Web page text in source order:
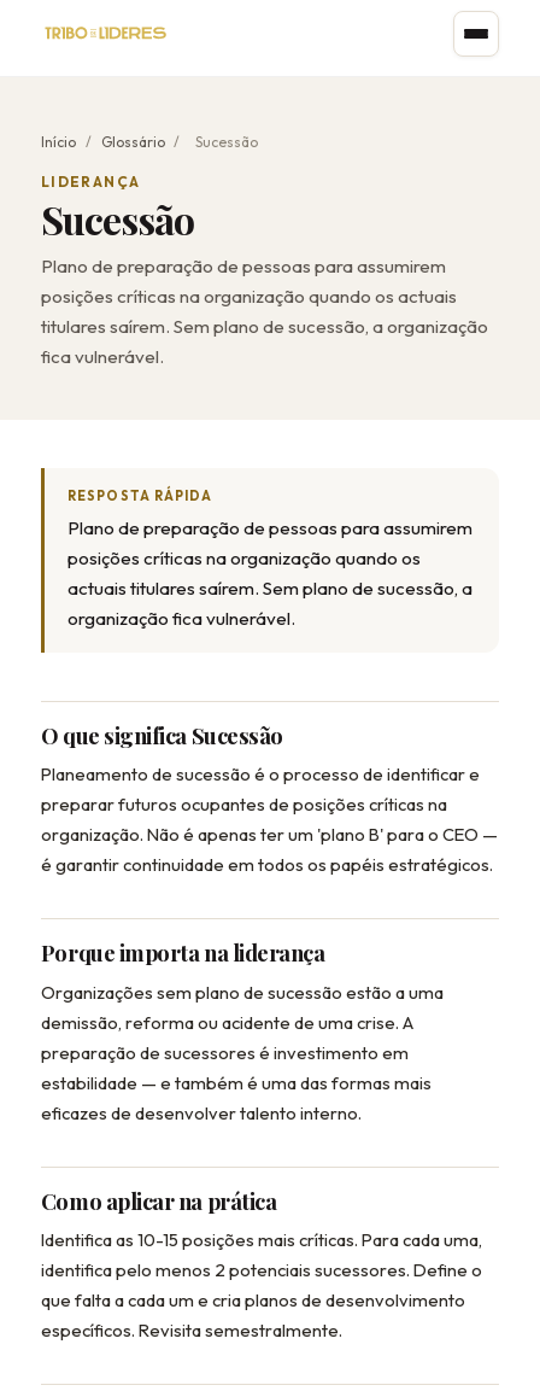
Início / Glossário / Sucessão
LIDERANÇA
Sucessão
Plano de preparação de pessoas para assumirem
posições críticas na organização quando os actuais
titulares saírem. Sem plano de sucessão, a organização
fica vulnerável.
RESPOSTA RÁPIDA
Plano de preparação de pessoas para assumirem
posições críticas na organização quando os
actuais titulares saírem. Sem plano de sucessão, a
organização fica vulnerável.
O que significa Sucessão
Planeamento de sucessão é o processo de identificar e
preparar futuros ocupantes de posições críticas na
organização. Não é apenas ter um 'plano B' para o CEO —
é garantir continuidade em todos os papéis estratégicos.
Porque importa na liderança
Organizações sem plano de sucessão estão a uma
demissão, reforma ou acidente de uma crise. A
preparação de sucessores é investimento em
estabilidade — e também é uma das formas mais
eficazes de desenvolver talento interno.
Como aplicar na prática
Identifica as 10-15 posições mais críticas. Para cada uma,
identifica pelo menos 2 potenciais sucessores. Define o
que falta a cada um e cria planos de desenvolvimento
específicos. Revisita semestralmente.